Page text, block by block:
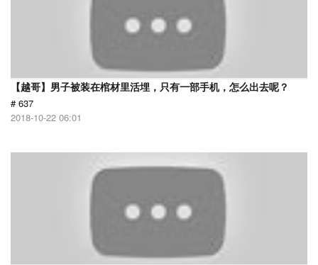
【越哥】男子被装在棺材里活埋，只有一部手机，怎么出去呢？
# 637
2018-10-22 06:01